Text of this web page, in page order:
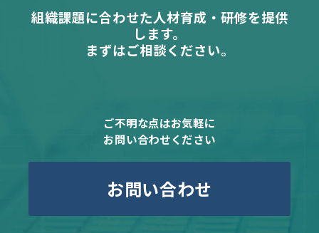
組織課題に合わせた人材育成・研修を提供
します。
まずはご相談ください。
ご不明な点はお気軽に
お問い合わせください
お問い合わせ